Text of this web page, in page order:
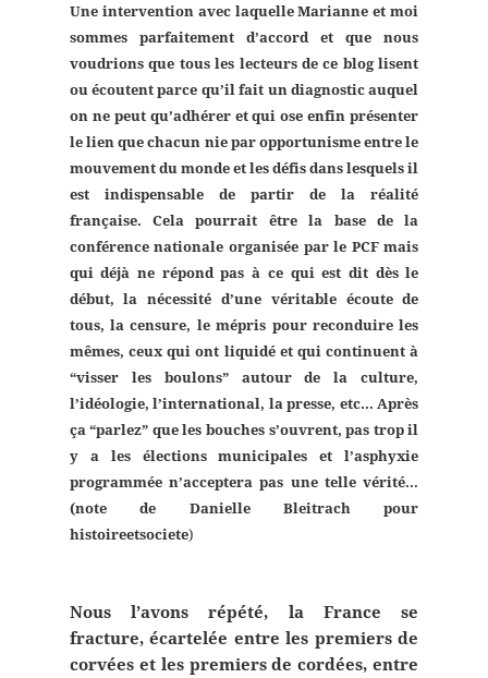
Une intervention avec laquelle Marianne et moi
sommes parfaitement d’accord et que nous
voudrions que tous les lecteurs de ce blog lisent
ou écoutent parce qu’il fait un diagnostic auquel
on ne peut qu’adhérer et qui ose enfin présenter
le lien que chacun nie par opportunisme entre le
mouvement du monde et les défis dans lesquels il
est indispensable de partir de la réalité
française. Cela pourrait être la base de la
conférence nationale organisée par le PCF mais
qui déjà ne répond pas à ce qui est dit dès le
début, la nécessité d’une véritable écoute de
tous, la censure, le mépris pour reconduire les
mêmes, ceux qui ont liquidé et qui continuent à
“visser les boulons” autour de la culture,
l’idéologie, l’international, la presse, etc… Après
ça “parlez” que les bouches s’ouvrent, pas trop il
y a les élections municipales et l’asphyxie
programmée n’acceptera pas une telle vérité…
(note de Danielle Bleitrach pour
histoireetsociete)
Nous l’avons répété, la France se
fracture, écartelée entre les premiers de
corvées et les premiers de cordées, entre